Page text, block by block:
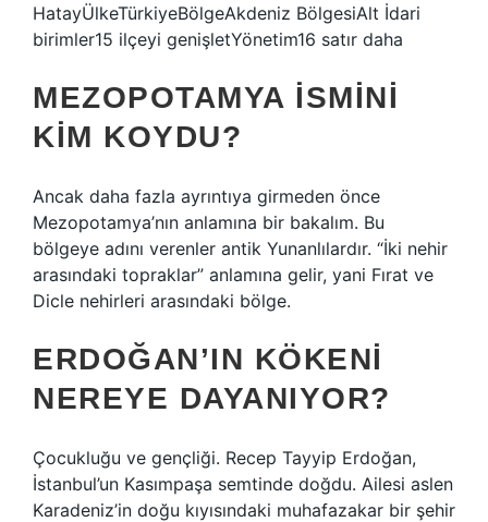
HatayÜlkeTürkiyeBölgeAkdeniz BölgesiAlt İdari
birimler15 ilçeyi genişletYönetim16 satır daha
MEZOPOTAMYA ISMINI
KIM KOYDU?
Ancak daha fazla ayrıntıya girmeden önce
Mezopotamya’nın anlamına bir bakalım. Bu
bölgeye adını verenler antik Yunanlılardır. “İki nehir
arasındaki topraklar” anlamına gelir, yani Fırat ve
Dicle nehirleri arasındaki bölge.
ERDOĞAN’IN KÖKENI
NEREYE DAYANIYOR?
Çocukluğu ve gençliği. Recep Tayyip Erdoğan,
İstanbul’un Kasımpaşa semtinde doğdu. Ailesi aslen
Karadeniz’in doğu kıyısındaki muhafazakar bir şehir